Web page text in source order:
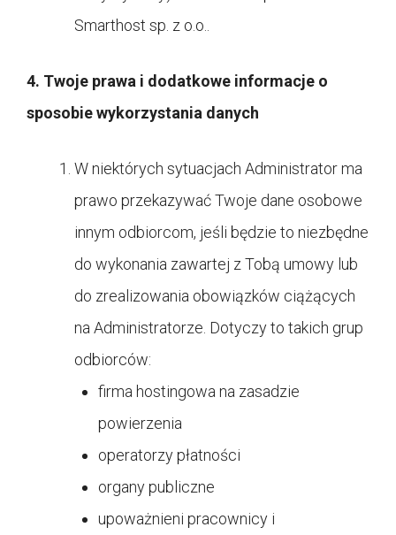
Smarthost sp. z o.o..
4. Twoje prawa i dodatkowe informacje o
sposobie wykorzystania danych
W niektórych sytuacjach Administrator ma
prawo przekazywać Twoje dane osobowe
innym odbiorcom, jeśli będzie to niezbędne
do wykonania zawartej z Tobą umowy lub
do zrealizowania obowiązków ciążących
na Administratorze. Dotyczy to takich grup
odbiorców:
firma hostingowa na zasadzie
powierzenia
operatorzy płatności
organy publiczne
upoważnieni pracownicy i